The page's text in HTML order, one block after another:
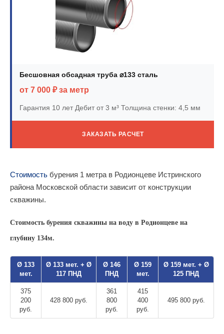
Бесшовная обсадная труба ⌀133 сталь
от 7 000 ₽ за метр
Гарантия 10 летДебит от 3 м³ Толщина стенки: 4,5 мм
ЗАКАЗАТЬ РАСЧЕТ
Стоимость бурения 1 метра в Родионцеве Истринского
района Московской области зависит от конструкции
скважины.
Стоимость бурения скважины на воду в Родионцеве на
глубину 134м.
Ø 133
мет.
Ø 133 мет. + Ø
117 ПНД
Ø 146
ПНД
Ø 159
мет.
Ø 159 мет. + Ø
125 ПНД
375
200
руб.
428 800 руб.
361
800
руб.
415
400
руб.
495 800 руб.